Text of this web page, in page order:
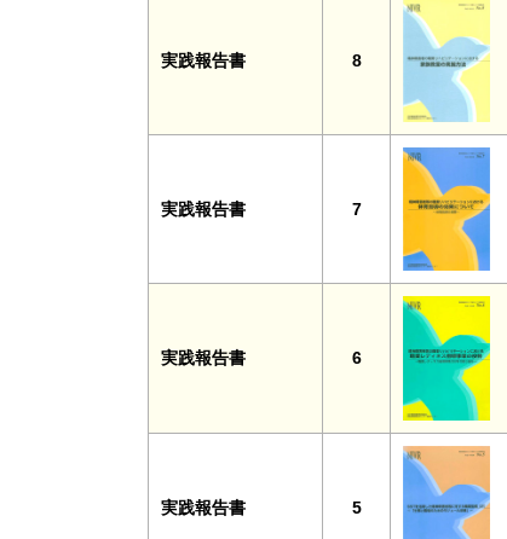
実践報告書 8
実践報告書 7
実践報告書 6
実践報告書 5